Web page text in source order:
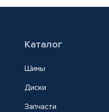
Каталог
Шины
Диски
Запчасти